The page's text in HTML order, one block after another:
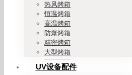
热风烤箱
恒温烤箱
高温烤箱
防爆烤箱
精密烤箱
大型烤箱
UV设备配件